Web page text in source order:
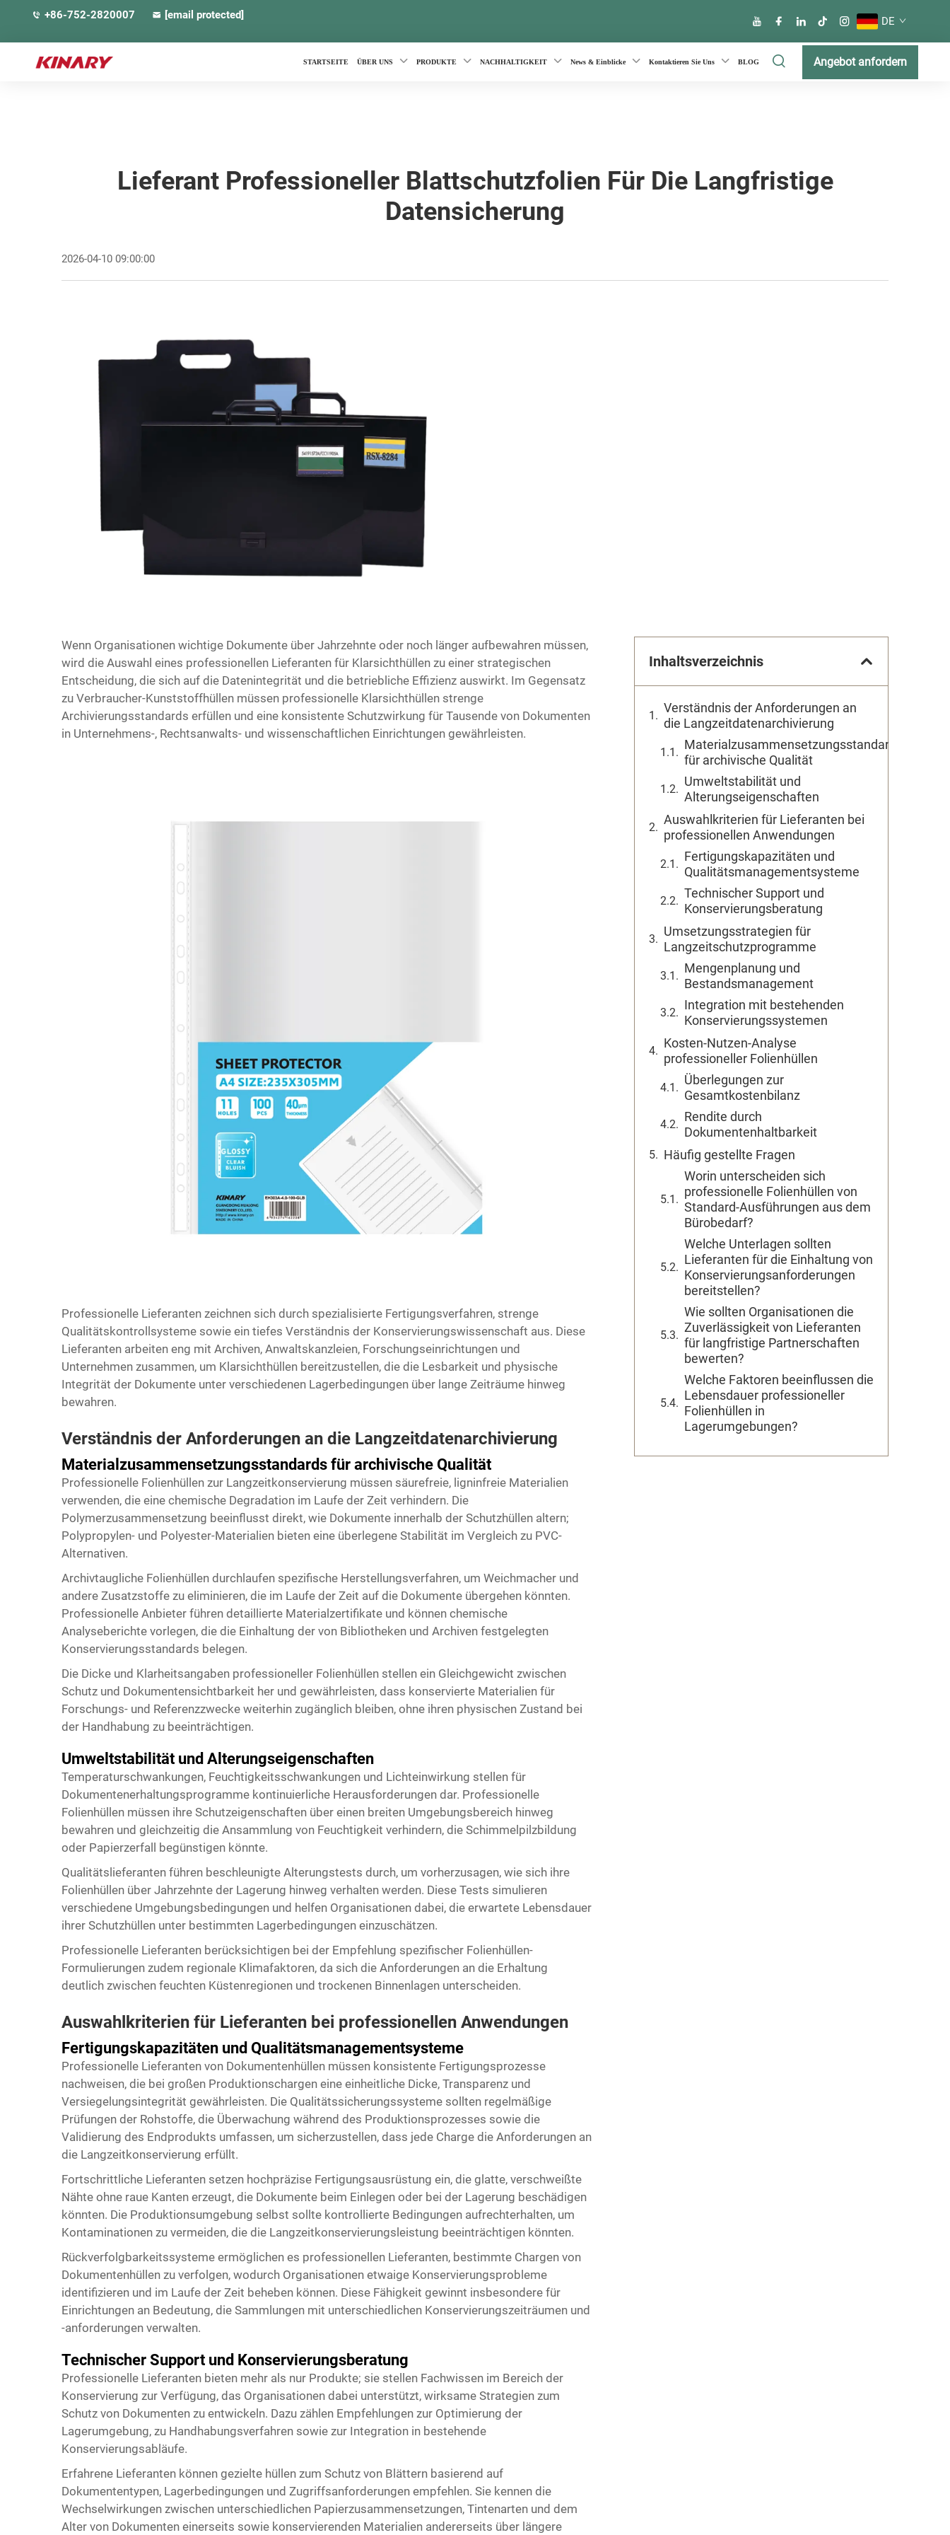
+86-752-2820007 [email protected] DE
STARTSEITE ÜBER UNS PRODUKTE NACHHALTIGKEIT News & Einblicke Kontaktieren Sie Uns BLOG Angebot anfordern
Lieferant Professioneller Blattschutzfolien Für Die Langfristige
Datensicherung
2026-04-10 09:00:00
Wenn Organisationen wichtige Dokumente über Jahrzehnte oder noch länger aufbewahren müssen,
wird die Auswahl eines professionellen Lieferanten für Klarsichthüllen zu einer strategischen
Entscheidung, die sich auf die Datenintegrität und die betriebliche Effizienz auswirkt. Im Gegensatz
zu Verbraucher-Kunststoffhüllen müssen professionelle Klarsichthüllen strenge
Archivierungsstandards erfüllen und eine konsistente Schutzwirkung für Tausende von Dokumenten
in Unternehmens-, Rechtsanwalts- und wissenschaftlichen Einrichtungen gewährleisten.
Professionelle Lieferanten zeichnen sich durch spezialisierte Fertigungsverfahren, strenge
Qualitätskontrollsysteme sowie ein tiefes Verständnis der Konservierungswissenschaft aus. Diese
Lieferanten arbeiten eng mit Archiven, Anwaltskanzleien, Forschungseinrichtungen und
Unternehmen zusammen, um Klarsichthüllen bereitzustellen, die die Lesbarkeit und physische
Integrität der Dokumente unter verschiedenen Lagerbedingungen über lange Zeiträume hinweg
bewahren.
Verständnis der Anforderungen an die Langzeitdatenarchivierung
Materialzusammensetzungsstandards für archivische Qualität
Professionelle Folienhüllen zur Langzeitkonservierung müssen säurefreie, ligninfreie Materialien
verwenden, die eine chemische Degradation im Laufe der Zeit verhindern. Die
Polymerzusammensetzung beeinflusst direkt, wie Dokumente innerhalb der Schutzhüllen altern;
Polypropylen- und Polyester-Materialien bieten eine überlegene Stabilität im Vergleich zu PVC-
Alternativen.
Archivtaugliche Folienhüllen durchlaufen spezifische Herstellungsverfahren, um Weichmacher und
andere Zusatzstoffe zu eliminieren, die im Laufe der Zeit auf die Dokumente übergehen könnten.
Professionelle Anbieter führen detaillierte Materialzertifikate und können chemische
Analyseberichte vorlegen, die die Einhaltung der von Bibliotheken und Archiven festgelegten
Konservierungsstandards belegen.
Die Dicke und Klarheitsangaben professioneller Folienhüllen stellen ein Gleichgewicht zwischen
Schutz und Dokumentensichtbarkeit her und gewährleisten, dass konservierte Materialien für
Forschungs- und Referenzzwecke weiterhin zugänglich bleiben, ohne ihren physischen Zustand bei
der Handhabung zu beeinträchtigen.
Umweltstabilität und Alterungseigenschaften
Temperaturschwankungen, Feuchtigkeitsschwankungen und Lichteinwirkung stellen für
Dokumentenerhaltungsprogramme kontinuierliche Herausforderungen dar. Professionelle
Folienhüllen müssen ihre Schutzeigenschaften über einen breiten Umgebungsbereich hinweg
bewahren und gleichzeitig die Ansammlung von Feuchtigkeit verhindern, die Schimmelpilzbildung
oder Papierzerfall begünstigen könnte.
Qualitätslieferanten führen beschleunigte Alterungstests durch, um vorherzusagen, wie sich ihre
Folienhüllen über Jahrzehnte der Lagerung hinweg verhalten werden. Diese Tests simulieren
verschiedene Umgebungsbedingungen und helfen Organisationen dabei, die erwartete Lebensdauer
ihrer Schutzhüllen unter bestimmten Lagerbedingungen einzuschätzen.
Professionelle Lieferanten berücksichtigen bei der Empfehlung spezifischer Folienhüllen-
Formulierungen zudem regionale Klimafaktoren, da sich die Anforderungen an die Erhaltung
deutlich zwischen feuchten Küstenregionen und trockenen Binnenlagen unterscheiden.
Auswahlkriterien für Lieferanten bei professionellen Anwendungen
Fertigungskapazitäten und Qualitätsmanagementsysteme
Professionelle Lieferanten von Dokumentenhüllen müssen konsistente Fertigungsprozesse
nachweisen, die bei großen Produktionschargen eine einheitliche Dicke, Transparenz und
Versiegelungsintegrität gewährleisten. Die Qualitätssicherungssysteme sollten regelmäßige
Prüfungen der Rohstoffe, die Überwachung während des Produktionsprozesses sowie die
Validierung des Endprodukts umfassen, um sicherzustellen, dass jede Charge die Anforderungen an
die Langzeitkonservierung erfüllt.
Fortschrittliche Lieferanten setzen hochpräzise Fertigungsausrüstung ein, die glatte, verschweißte
Nähte ohne raue Kanten erzeugt, die Dokumente beim Einlegen oder bei der Lagerung beschädigen
könnten. Die Produktionsumgebung selbst sollte kontrollierte Bedingungen aufrechterhalten, um
Kontaminationen zu vermeiden, die die Langzeitkonservierungsleistung beeinträchtigen könnten.
Rückverfolgbarkeitssysteme ermöglichen es professionellen Lieferanten, bestimmte Chargen von
Dokumentenhüllen zu verfolgen, wodurch Organisationen etwaige Konservierungsprobleme
identifizieren und im Laufe der Zeit beheben können. Diese Fähigkeit gewinnt insbesondere für
Einrichtungen an Bedeutung, die Sammlungen mit unterschiedlichen Konservierungszeiträumen und
-anforderungen verwalten.
Technischer Support und Konservierungsberatung
Professionelle Lieferanten bieten mehr als nur Produkte; sie stellen Fachwissen im Bereich der
Konservierung zur Verfügung, das Organisationen dabei unterstützt, wirksame Strategien zum
Schutz von Dokumenten zu entwickeln. Dazu zählen Empfehlungen zur Optimierung der
Lagerumgebung, zu Handhabungsverfahren sowie zur Integration in bestehende
Konservierungsabläufe.
Erfahrene Lieferanten können gezielte hüllen zum Schutz von Blättern basierend auf
Dokumententypen, Lagerbedingungen und Zugriffsanforderungen empfehlen. Sie kennen die
Wechselwirkungen zwischen unterschiedlichen Papierzusammensetzungen, Tintenarten und dem
Alter von Dokumenten einerseits sowie konservierenden Materialien andererseits über längere
Inhaltsverzeichnis
Verständnis der Anforderungen an
die Langzeitdatenarchivierung
Materialzusammensetzungsstandards
für archivische Qualität
Umweltstabilität und
Alterungseigenschaften
Auswahlkriterien für Lieferanten bei
professionellen Anwendungen
Fertigungskapazitäten und
Qualitätsmanagementsysteme
Technischer Support und
Konservierungsberatung
Umsetzungsstrategien für
Langzeitschutzprogramme
Mengenplanung und
Bestandsmanagement
Integration mit bestehenden
Konservierungssystemen
Kosten-Nutzen-Analyse
professioneller Folienhüllen
Überlegungen zur
Gesamtkostenbilanz
Rendite durch
Dokumentenhaltbarkeit
Häufig gestellte Fragen
Worin unterscheiden sich
professionelle Folienhüllen von
Standard-Ausführungen aus dem
Bürobedarf?
Welche Unterlagen sollten
Lieferanten für die Einhaltung von
Konservierungsanforderungen
bereitstellen?
Wie sollten Organisationen die
Zuverlässigkeit von Lieferanten
für langfristige Partnerschaften
bewerten?
Welche Faktoren beeinflussen die
Lebensdauer professioneller
Folienhüllen in
Lagerumgebungen?